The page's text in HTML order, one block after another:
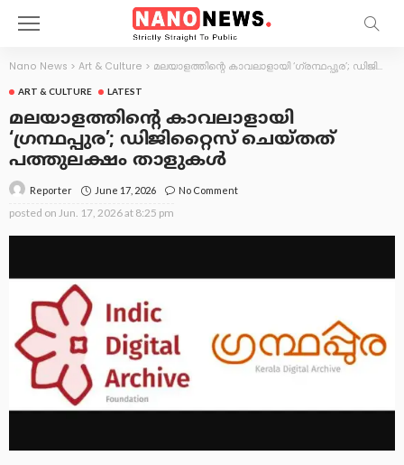
Nano News > Art & Culture > മലയാളത്തിന്റെ കാവലാളായി ‘ഗ്രന്ഥപ്പുര’; ഡിജിറ്റൈസ് ചെയ്തത് പത്തുലക്ഷം താളുകൾ
ART & CULTURE LATEST
മലയാളത്തിന്റെ കാവലാളായി
‘ഗ്രന്ഥപ്പുര’; ഡിജിറ്റൈസ് ചെയ്തത്
പത്തുലക്ഷം താളുകൾ
Reporter June 17, 2026 No Comment
posted on Jun. 17, 2026 at 8:25 pm